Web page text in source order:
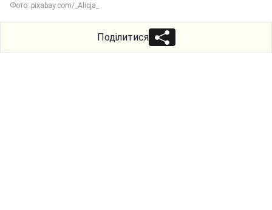
Фото: pixabay.com/_Alicja_
Поділитися